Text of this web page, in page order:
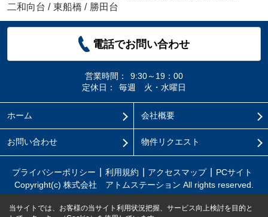
二和向台 / 東船橋 / 勝田台
電話でお問い合わせ
営業時間：
9:30～19：00
定休日：
毎週 火・水曜日
ホーム 会社概要
お問い合わせ 物件リクエスト
プライバシーポリシー 利用規約 アクセスマップ
PCサイト
Copyright(c) 株式会社 アトムステーション All rights reserved.
当サイトでは、お客様の当サイト利用状況把握、サービス向上検討を目的と